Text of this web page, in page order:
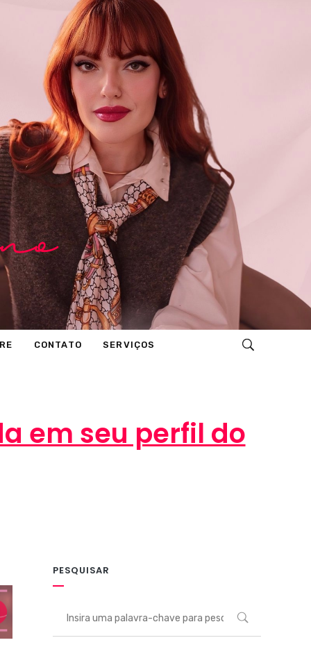
CONTATO SERVIÇOS
em seu perfil do
PESQUISAR